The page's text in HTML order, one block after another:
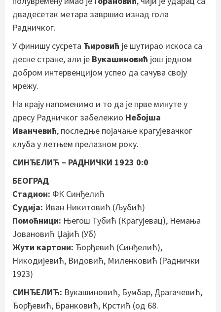
двадесетак метара завршио изнад гола
Радничког.
У финишу сусрета Ћировић је шутирао искоса са
десне стране, али је Вукашиновић још једном
добром интервенцијом успео да сачува своју
мрежу.
На крају напоменимо и то да је прве минуте у
дресу Радничког забележио Небојша
Иванчевић, последње појачање крагујевачког
клуба у летњем прелазном року.
СИНЂЕЛИЋ – РАДНИЧКИ 1923 0:0
БЕОГРАД
Стадион: ФК Синђелић
Судија: Иван Никитовић (Љубић)
Помоћници: Његош Тубић (Крагујевац), Немања
Јовановић Џајић (Уб)
Жути картони: Ђорђевић (Синђелић),
Никодијевић, Видовић, Миленковић (Раднички
1923)
СИНЂЕЛИЋ: Вукашиновић, Бумбар, Драгачевић,
Ђорђевић, Бранковић, Крстић (од 68.